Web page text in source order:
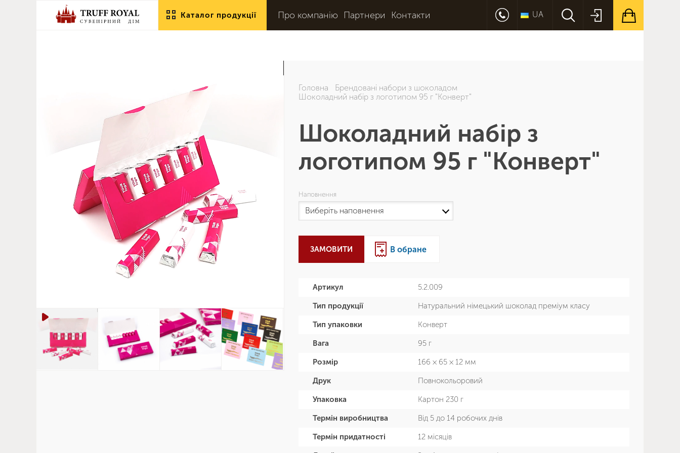
Каталог продукції Про компанію Партнери Контакти UA
Головна
Брендовані набори з шоколадом
Шоколадний набір з логотипом 95 г "Конверт"
Шоколадний набір з
логотипом 95 г "Конверт"
Наповнення
ЗАМОВИТИ В обране
Артикул 5.2.009
Тип продукції Натуральний німецький шоколад преміум класу
Тип упаковки Конверт
Вага 95 г
Розмір 166 × 65 × 12 мм
Друк Повнокольоровий
Упаковка Картон 230 г
Термін виробництва Від 5 до 14 робочих днів
Термін придатності 12 місяців